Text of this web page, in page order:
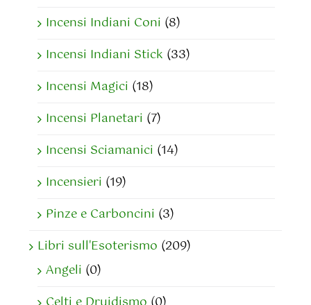
Incensi Indiani Coni (8)
Incensi Indiani Stick (33)
Incensi Magici (18)
Incensi Planetari (7)
Incensi Sciamanici (14)
Incensieri (19)
Pinze e Carboncini (3)
Libri sull'Esoterismo (209)
Angeli (0)